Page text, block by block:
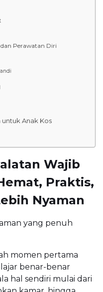
Perawatan Diri
untuk Anak Kos
Wajib
Praktis,
Nyaman
yang penuh
momen pertama
benar-benar
hal sendiri mulai dari